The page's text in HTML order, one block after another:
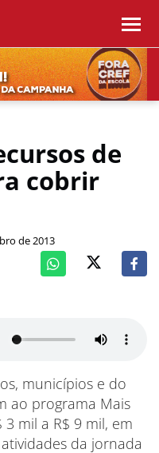
de
cobrir
de 2013
municípios e do
ao programa Mais
mil a R$ 9 mil, em
da jornada